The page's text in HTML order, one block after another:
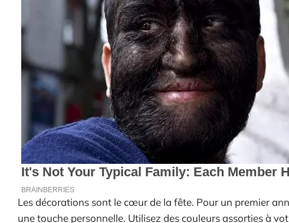
Les décorations sont le cœur de la fête. Pour un premier
une touche personnelle. Utilisez des couleurs assorties à